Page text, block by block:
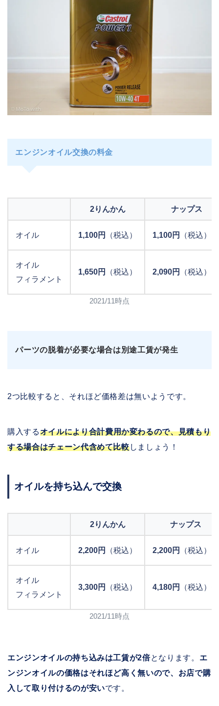
エンジンオイル交換の料金
2りんかん ナップス
オイル 1,100円 （税込） 1,100円 （税込）
オイル
フィラメント
1,650円 （税込） 2,090円 （税込）
2021/11時点
パーツの脱着が必要な場合は別途工賃が発生
2つ比較すると、それほど価格差は無いようです。
購入するオイルにより合計費用か変わるので、見積もり
する場合はチェーン代含めて比較しましょう！
オイルを持ち込んで交換
2りんかん ナップス
オイル 2,200円 （税込） 2,200円 （税込）〜
オイル
フィラメント
3,300円 （税込） 4,180円 （税込）〜
2021/11時点
エンジンオイルの持ち込みは工賃が2倍となります。 エ
ンジンオイルの価格はそれほど高く無いので、お店で購
入して取り付けるのが安いです。